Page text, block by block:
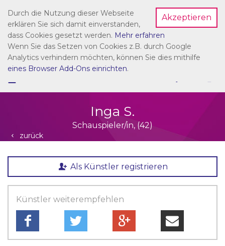
Dein Account
☰
Inga S.
zurück
Schauspieler/in, (42)
Als Künstler registrieren
Künstler weiterempfehlen
Akzeptieren
Durch die Nutzung dieser Webseite
erklären Sie sich damit einverstanden,
dass Cookies gesetzt werden. Mehr erfahren
Wenn Sie das Setzen von Cookies z.B. durch Google
Analytics verhindern möchten, können Sie dies mithilfe
eines Browser Add-Ons einrichten.